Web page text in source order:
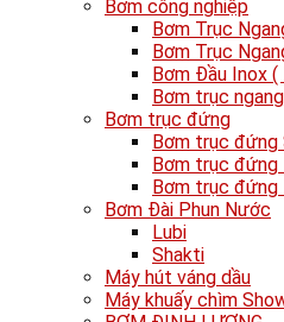
Bơm công nghiệp
Bơm Trục
Bơm Trục
Bơm Đầu Inox
Bơm trục
Bơm trục đứng
Bơm trục đứng
Bơm trục đứng
Bơm trục
Bơm Đài Phun Nước
Lubi
Shakti
Máy hút váng dầu
Máy khuấy chìm